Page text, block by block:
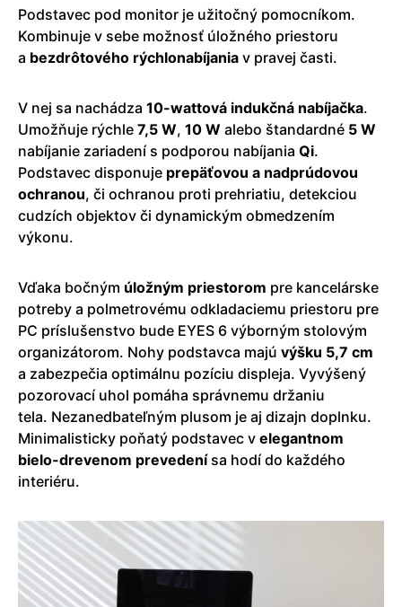
Podstavec pod monitor je užitočný pomocníkom.
Kombinuje v sebe možnosť úložného priestoru
a bezdrôtového rýchlonabíjania v pravej časti.
V nej sa nachádza 10-wattová indukčná nabíjačka.
Umožňuje rýchle 7,5 W, 10 W alebo štandardné 5 W
nabíjanie zariadení s podporou nabíjania Qi.
Podstavec disponuje prepäťovou a nadprúdovou
ochranou, či ochranou proti prehriatiu, detekciou
cudzích objektov či dynamickým obmedzením
výkonu.
Vďaka bočným úložným priestorom pre kancelárske
potreby a polmetrovému odkladaciemu priestoru pre
PC príslušenstvo bude EYES 6 výborným stolovým
organizátorom. Nohy podstavca majú výšku 5,7 cm
a zabezpečia optimálnu pozíciu displeja. Vyvýšený
pozorovací uhol pomáha správnemu držaniu
tela. Nezanedbateľným plusom je aj dizajn doplnku.
Minimalisticky poňatý podstavec v elegantnom
bielo-drevenom prevedenísa hodí do každého
interiéru.